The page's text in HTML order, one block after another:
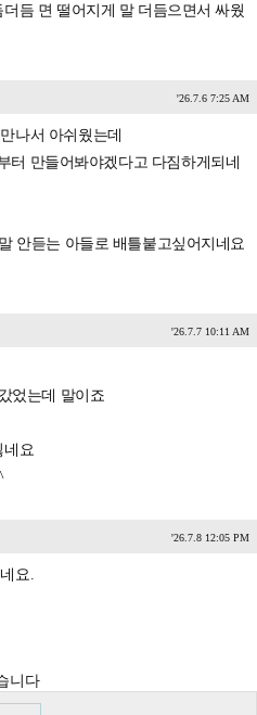
듬 면 떨어지게 말 더듬으면서 싸웠
'26.7.6 7:25 AM
나서 아쉬웠는데
터 만들어봐야겠다고 다짐하게되네
안듣는 아들로 배틀붙고싶어지네요
'26.7.7 10:11 AM
었는데 말이죠
네요
'26.7.8 12:05 PM
요.
니다